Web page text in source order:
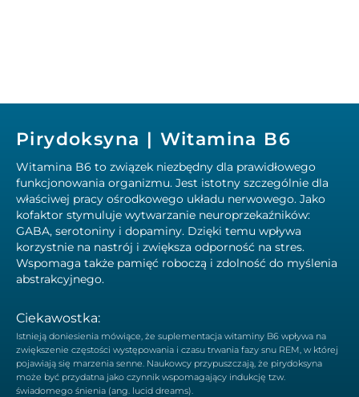
Pirydoksyna | Witamina B6
Witamina B6 to związek niezbędny dla prawidłowego
funkcjonowania organizmu. Jest istotny szczególnie dla
właściwej pracy ośrodkowego układu nerwowego. Jako
kofaktor stymuluje wytwarzanie neuroprzekaźników:
GABA, serotoniny i dopaminy. Dzięki temu wpływa
korzystnie na nastrój i zwiększa odporność na stres.
Wspomaga także pamięć roboczą i zdolność do myślenia
abstrakcyjnego.
Ciekawostka:
Istnieją doniesienia mówiące, że suplementacja witaminy B6 wpływa na
zwiększenie częstości występowania i czasu trwania fazy snu REM, w której
pojawiają się marzenia senne. Naukowcy przypuszczają, że pirydoksyna
może być przydatna jako czynnik wspomagający indukcję tzw.
świadomego śnienia (ang. lucid dreams).